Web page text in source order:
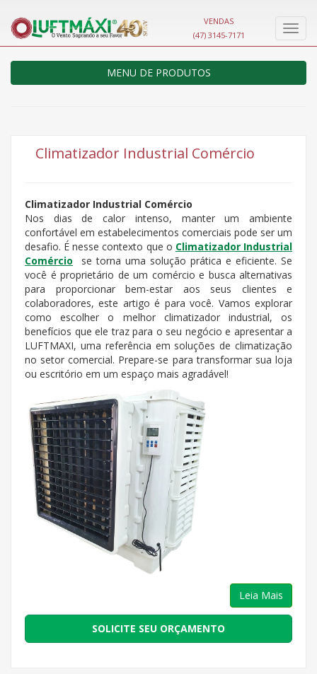
VENDAS
(47) 3145-7171
MENU DE PRODUTOS
Climatizador Industrial Comércio
Climatizador Industrial Comércio
Nos dias de calor intenso, manter um ambiente
confortável em estabelecimentos comerciais pode ser um
desafio. É nesse contexto que o Climatizador Industrial
Comércio se torna uma solução prática e eficiente. Se
você é proprietário de um comércio e busca alternativas
para proporcionar bem-estar aos seus clientes e
colaboradores, este artigo é para você. Vamos explorar
como escolher o melhor climatizador industrial, os
benefícios que ele traz para o seu negócio e apresentar a
LUFTMAXI, uma referência em soluções de climatização
no setor comercial. Prepare-se para transformar sua loja
ou escritório em um espaço mais agradável!
Leia Mais
SOLICITE SEU ORÇAMENTO